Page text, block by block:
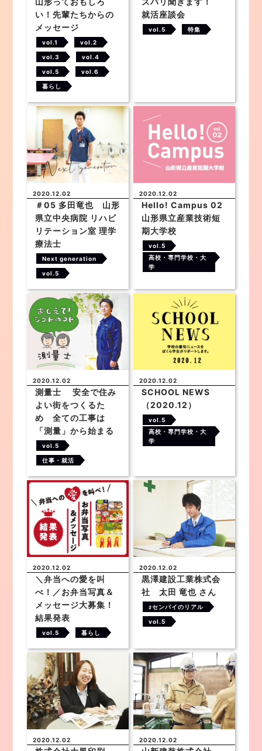
い！先輩たちからの
メッセージ
vol.1 vol.2
vol.3 vol.4
vol.5 vol.6
暮らし
就活座談会
vol.5 特集
2020.12.02
＃05 多田竜也 山形
県立中央病院 リハビ
リテーション室 理学
療法士
Next generation
vol.5
2020.12.02
Hello! Campus 02
山形県立産業技術短
期大学校
vol.5
高校・専門学校・大
学
2020.12.02
測量士 安全で住み
よい街をつくるた
め 全ての工事は
「測量」から始まる
vol.5
仕事・就活
2020.12.02
SCHOOL NEWS
（2020.12）
vol.5
高校・専門学校・大
学
2020.12.02
＼弁当への愛を叫
べ！／お弁当写真＆
メッセージ大募集！
結果発表
vol.5 暮らし
2020.12.02
黒澤建設工業株式会
社 太田 竜也 さん
♯センパイのリアル
vol.5
2020.12.02 2020.12.02